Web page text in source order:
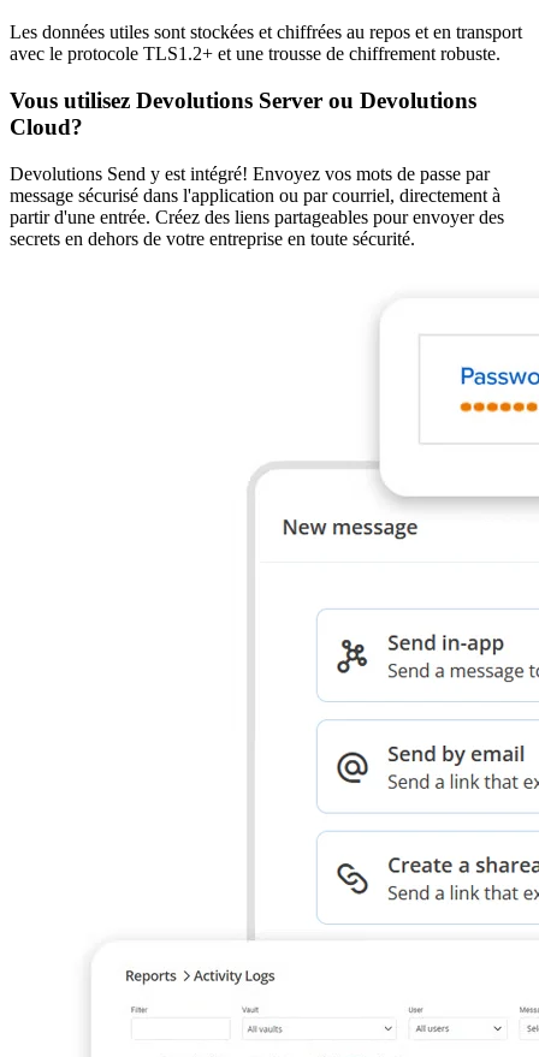
Les données utiles sont stockées et chiffrées au repos et en transport
avec le protocole TLS1.2+ et une trousse de chiffrement robuste.
Vous utilisez Devolutions Server ou Devolutions
Cloud?
Devolutions Send y est intégré! Envoyez vos mots de passe par
message sécurisé dans l'application ou par courriel, directement à
partir d'une entrée. Créez des liens partageables pour envoyer des
secrets en dehors de votre entreprise en toute sécurité.